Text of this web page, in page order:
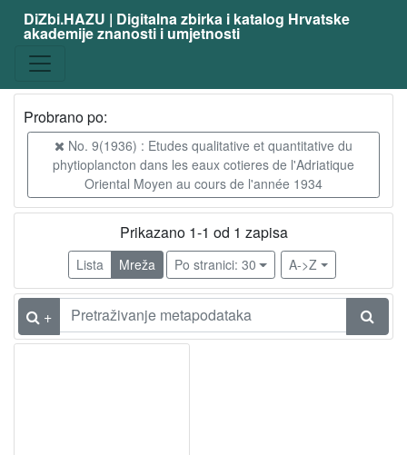
DiZbi.HAZU | Digitalna zbirka i katalog Hrvatske
akademije znanosti i umjetnosti
Probrano po:
No. 9(1936) : Etudes qualitative et quantitative du
phytioplancton dans les eaux cotieres de l'Adriatique
Oriental Moyen au cours de l'année 1934
Prikazano 1-1 od 1 zapisa
Lista Mreža Po stranici: 30 A->Z
+